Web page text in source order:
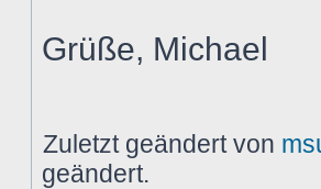
Grüße, Michael
Zuletzt geändert von
geändert.